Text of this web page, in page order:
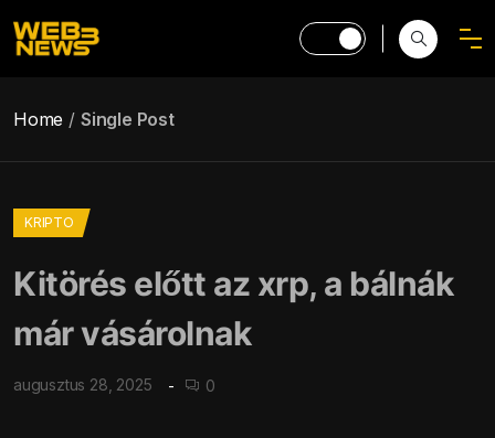
Home Single Post
KRIPTO
Kitörés előtt az xrp, a bálnák
már vásárolnak
augusztus 28, 2025 0